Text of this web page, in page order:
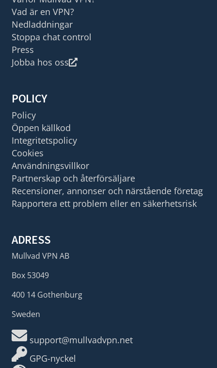
Vad är en VPN?
Nedladdningar
Stoppa chat control
Press
Jobba hos oss
POLICY
Policy
Öppen källkod
Integritetspolicy
Cookies
Användningsvillkor
Partnerskap och återförsäljare
Recensioner, annonser och närstående företag
Rapportera ett problem eller en säkerhetsrisk
ADRESS
Mullvad VPN AB
Box 53049
400 14 Gothenburg
Sweden
support@mullvadvpn.net
GPG-nyckel